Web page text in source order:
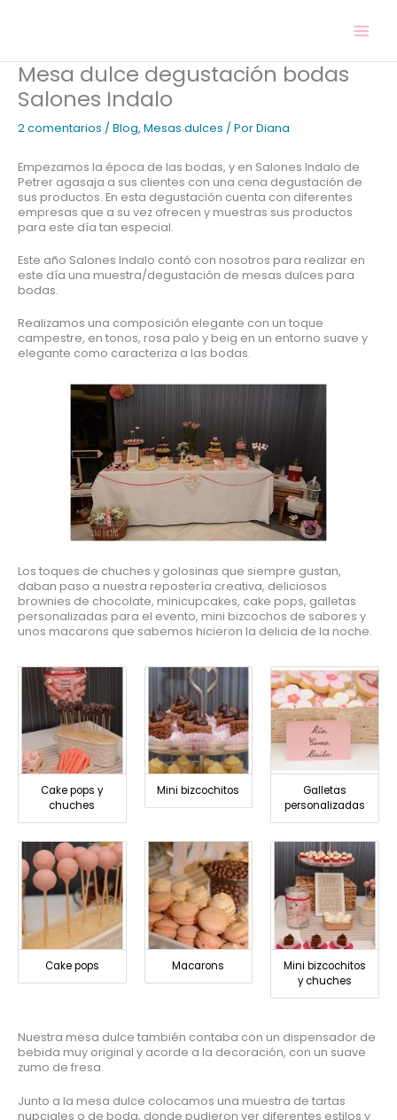
Mesa dulce degustación bodas
Salones Indalo
2 comentarios / Blog, Mesas dulces / PorDiana
Empezamos la época de las bodas, y en Salones Indalo de
Petrer agasaja a sus clientes con una cena degustación de
sus productos. En esta degustación cuenta con diferentes
empresas que a su vez ofrecen y muestras sus productos
para este día tan especial.
Este año Salones Indalo contó con nosotros para realizar en
este día una muestra/degustación de mesas dulces para
bodas.
Realizamos una composición elegante con un toque
campestre, en tonos, rosa palo y beig en un entorno suave y
elegante como caracteriza a las bodas.
Los toques de chuches y golosinas que siempre gustan,
daban paso a nuestra repostería creativa, deliciosos
brownies de chocolate, minicupcakes, cake pops, galletas
personalizadas para el evento, mini bizcochos de sabores y
unos macarons que sabemos hicieron la delicia de la noche.
Cake pops y
chuches
Mini bizcochitos
Galletas
personalizadas
Cake pops Macarons
Mini bizcochitos
y chuches
Nuestra mesa dulce también contaba con un dispensador de
bebida muy original y acorde a la decoración, con un suave
zumo de fresa.
Junto a la mesa dulce colocamos una muestra de tartas
nupciales o de boda, donde pudieron ver diferentes estilos y